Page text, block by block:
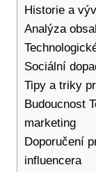
Historie a
Analýza
Sociální
Tipy a triky
Budoucnost
marketing
Doporučení
influencera